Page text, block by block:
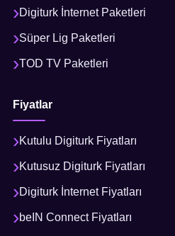
Digiturk İnternet Paketleri
Süper Lig Paketleri
TOD TV Paketleri
Fiyatlar
Kutulu Digiturk Fiyatları
Kutusuz Digiturk Fiyatları
Digiturk İnternet Fiyatları
beIN Connect Fiyatları